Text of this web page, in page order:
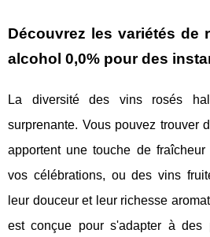
Découvrez les variétés de
alcohol 0,0% pour des
La diversité des vins rosés
surprenante. Vous pouvez trouver
apportent une touche de
vos célébrations, ou des vins
leur douceur et leur richesse
est conçue pour s'adapter à des